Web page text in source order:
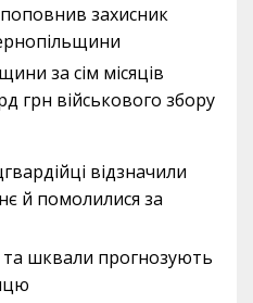
захисник
за сім місяців
грн військового збору
відзначили
й помолилися за
шквали прогнозують